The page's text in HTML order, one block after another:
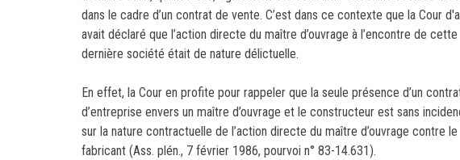
dans le cadre d’un contrat de vente. C’est dans ce contexte que la Cour
avait déclaré que l’action directe du maître d’ouvrage à l’encontre de cette
dernière société était de nature délictuelle.
En effet, la Cour en profite pour rappeler que la seule présence d’un
d’entreprise envers un maître d’ouvrage et le constructeur est sans
sur la nature contractuelle de l’action directe du maître d’ouvrage contre le
fabricant (Ass. plén., 7 février 1986, pourvoi n° 83-14.631).